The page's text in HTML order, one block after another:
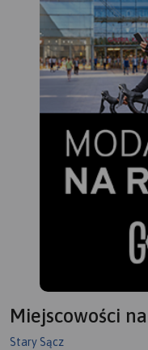
Miejscowości
Stary Sącz